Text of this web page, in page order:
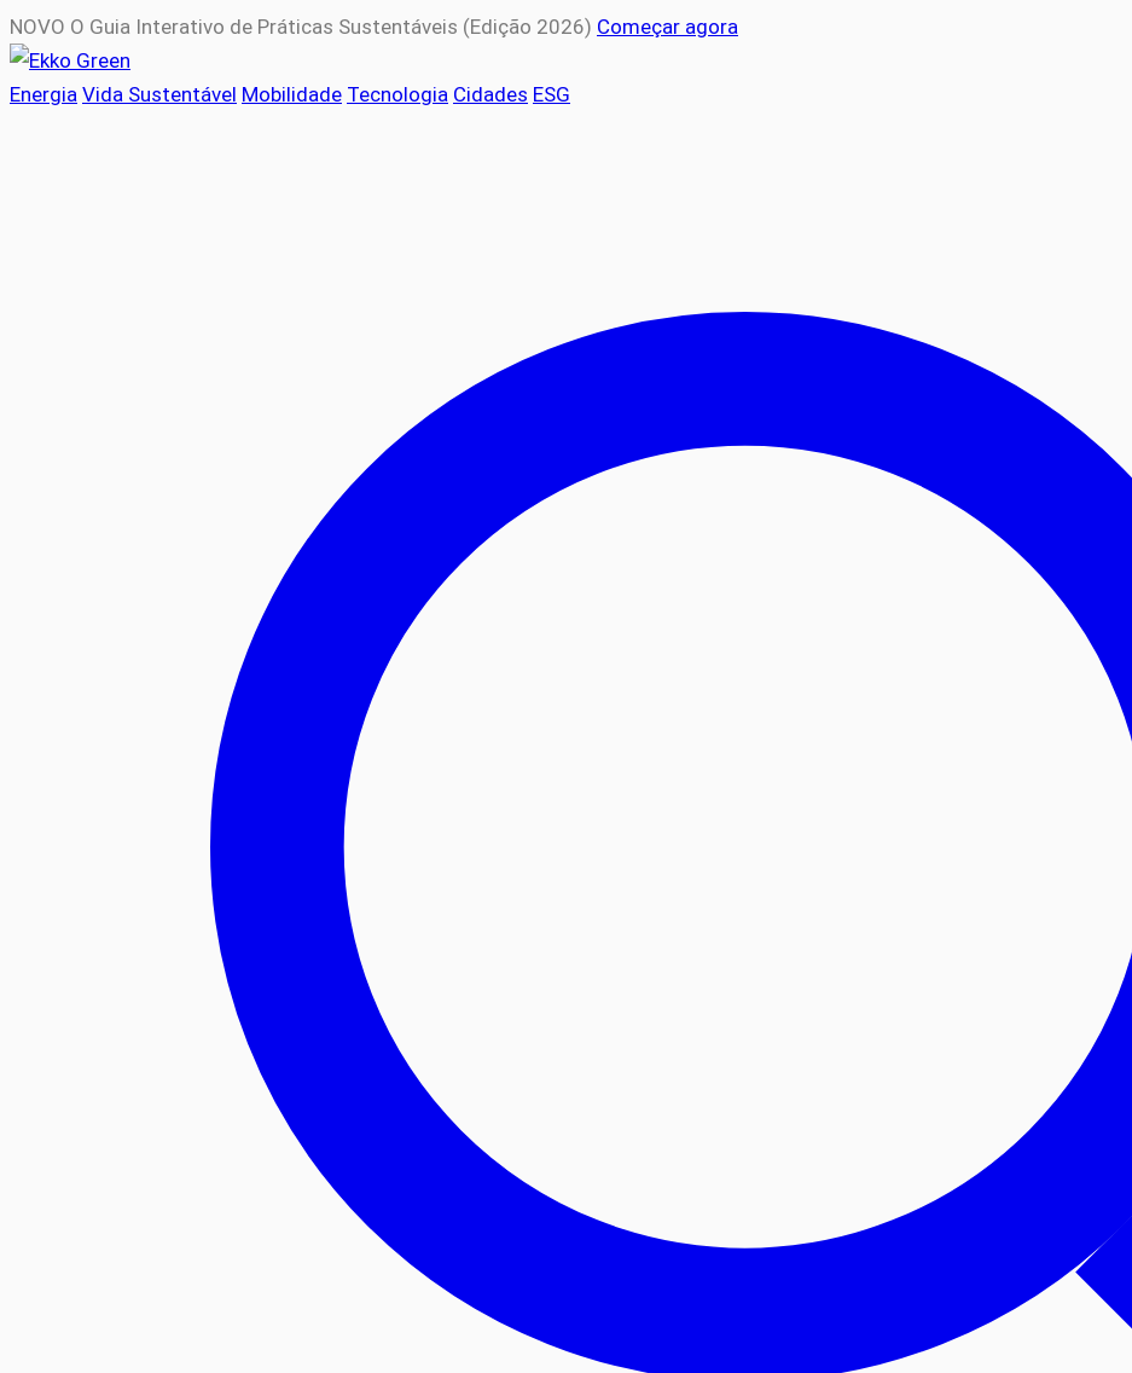
NOVO O Guia Interativo de Práticas Sustentáveis (Edição 2026) Começar agora
Energia Vida Sustentável Mobilidade Tecnologia Cidades ESG